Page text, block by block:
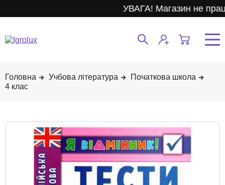
УВАГА! Магазин не
Учбова література
Початкова школа
4 клас